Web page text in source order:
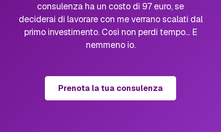
consulenza ha un costo di 97 euro, se
deciderai di lavorare con me verrano scalati dal
primo investimento. Così non perdi tempo... E
nemmeno io.
Prenota la tua consulenza